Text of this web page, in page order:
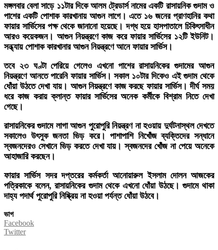
মঙ্গলবার বেলা সাড়ে ১১টার দিকে আলম ট্রেডার্স নামের একটি রাসায়নিক গুদাম ও
পাশের একটি পোশাক কারখানায় আগুন লাগে। এতে ১৬ জনের প্রাণহানির কথা
ফায়ার সার্ভিসের পক্ষ থেকে জানানো হয়েছে। দগ্ধ হয়ে হাসপাতালে চিকিৎসাধীন
আরও কয়েকজন। আগুন নিয়ন্ত্রণে কাজ করে ফায়ার সার্ভিসের ১২টি ইউনিট।
সন্ধ্যায় পোশাক কারখানার আগুন নিয়ন্ত্রণে আনে ফায়ার সার্ভিস।
তবে ২৩ ঘণ্টা পেরিয়ে গেলেও এখনো পাশের রাসায়নিকের গুদামের আগুন
নিয়ন্ত্রণে আনতে পারেনি ফায়ার সার্ভিস। সকাল ১০টার দিকেও এই গুদাম থেকে
ধোঁয়া উঠতে দেখা যায়। আগুন নিয়ন্ত্রণে কাজ করছে ফায়ার সার্ভিস। দীর্ঘ সময়
ধরে কাজ করায় ক্লান্ত ফায়ার সার্ভিসের অনেক কর্মীকে বিশ্রাম নিতে দেখা
গেছে।
রাসায়নিকের গুদামে লাগা আগুন পুরোপুরি নিয়ন্ত্রণ না হওয়ায় দুর্ঘটনাস্থল দেখতে
সকালেও উৎসুক জনতা ভিড় করে। পাশাপাশি নিখোঁজ ব্যক্তিদের সন্ধানে
স্বজনদেরও সেখানে ভিড় করতে দেখা যায়। স্বজনদের খোঁজ না পেয়ে অনেকে
আহাজারি করছেন।
ফায়ার সার্ভিস সদর দপ্তরের কর্মকর্তা আনোয়ারুল ইসলাম দোলন আজকের
পত্রিকাকে বলেন, রাসায়নিকের গুদাম থেকে এখনো ধোঁয়া উঠছে। গুদামে থাকা
দাহ্য পদার্থ পুরোপুরি নিষ্ক্রিয় না হওয়া পর্যন্ত ধোঁয়া উঠবে।
ভাগ
Facebook
Twitter